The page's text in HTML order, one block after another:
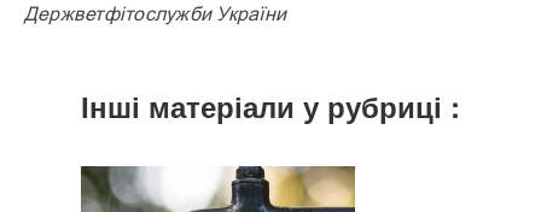
Держветфітослужби України
Інші матеріали у рубриці :